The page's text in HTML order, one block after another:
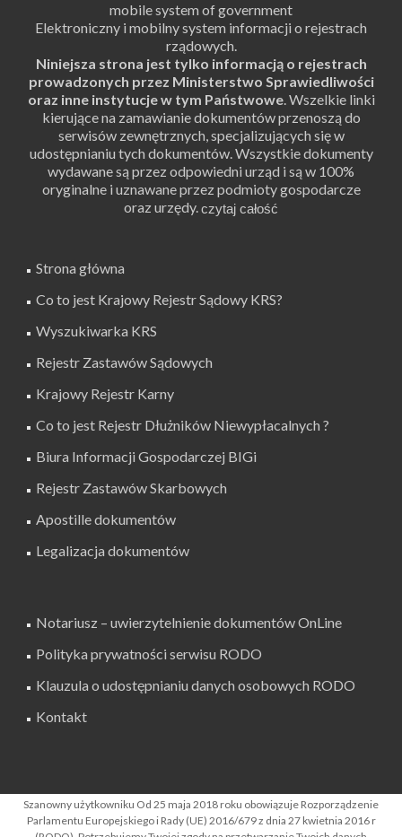
mobile system of government
Elektroniczny i mobilny system informacji o rejestrach
rządowych.
Niniejsza strona jest tylko informacją o rejestrach
prowadzonych przez Ministerstwo Sprawiedliwości
oraz inne instytucje w tym Państwowe. Wszelkie linki
kierujące na zamawianie dokumentów przenoszą do
serwisów zewnętrznych, specjalizujących się w
udostępnianiu tych dokumentów. Wszystkie dokumenty
wydawane są przez odpowiedni urząd i są w 100%
oryginalne i uznawane przez podmioty gospodarcze
oraz urzędy.
Strona główna
Co to jest Krajowy Rejestr Sądowy KRS?
Wyszukiwarka KRS
Rejestr Zastawów Sądowych
Krajowy Rejestr Karny
Co to jest Rejestr Dłużników Niewypłacalnych ?
Biura Informacji Gospodarczej BIGi
Rejestr Zastawów Skarbowych
Apostille dokumentów
Legalizacja dokumentów
Notariusz – uwierzytelnienie dokumentów OnLine
Polityka prywatności serwisu RODO
Klauzula o udostępnianiu danych osobowych RODO
Kontakt
SZUKAJ W SERWISIE
Szanowny użytkowniku Od 25 maja 2018 roku obowiązuje Rozporządzenie
Parlamentu Europejskiego i Rady (UE) 2016/679 z dnia 27 kwietnia 2016 r